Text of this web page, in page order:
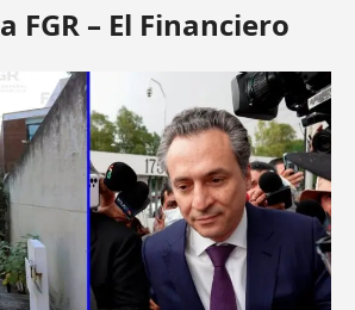
FGR – El Financiero